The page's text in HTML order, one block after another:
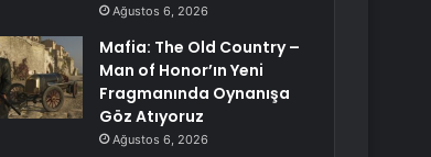
Ağustos 6, 2026
Mafia: The Old Country –
Man of Honor’ın Yeni
Fragmanında Oynanışa
Göz Atıyoruz
Ağustos 6, 2026